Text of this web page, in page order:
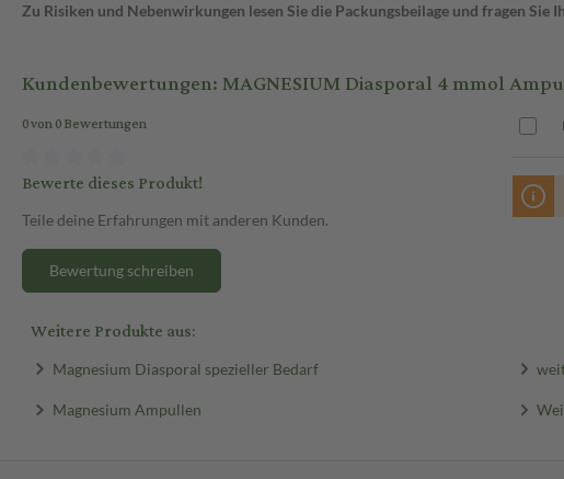
Zu Risiken und Nebenwirkungen lesen Sie die Packungsbeilage und fragen
Kundenbewertungen: MAGNESIUM Diasporal 4 mmol
0 von 0 Bewertungen
Bewerte dieses Produkt!
Teile deine Erfahrungen mit anderen Kunden.
Bewertung schreiben
Weitere Produkte aus:
Magnesium Diasporal spezieller Bedarf
Magnesium Ampullen